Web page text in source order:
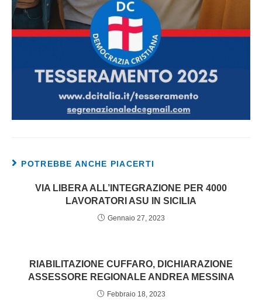
POTREBBE ANCHE PIACERTI
VIA LIBERA ALL’INTEGRAZIONE PER 4000
LAVORATORI ASU IN SICILIA
Gennaio 27, 2023
RIABILITAZIONE CUFFARO, DICHIARAZIONE
ASSESSORE REGIONALE ANDREA MESSINA
Febbraio 18, 2023